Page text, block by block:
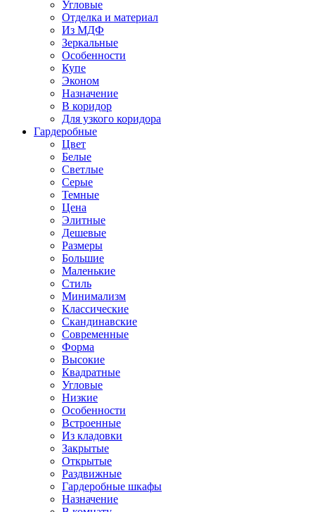
Угловые
Отделка и материал
Из МДФ
Зеркальные
Особенности
Купе
Эконом
Назначение
В коридор
Для узкого коридора
Гардеробные
Цвет
Белые
Светлые
Серые
Темные
Цена
Элитные
Дешевые
Размеры
Большие
Маленькие
Стиль
Минимализм
Классические
Скандинавские
Современные
Форма
Высокие
Квадратные
Угловые
Низкие
Особенности
Встроенные
Из кладовки
Закрытые
Открытые
Раздвижные
Гардеробные шкафы
Назначение